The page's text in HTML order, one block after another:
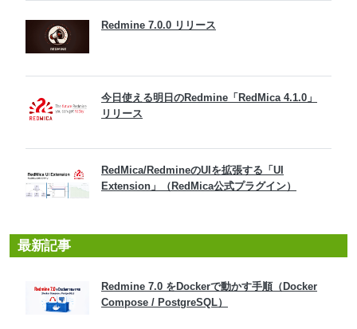
Redmine 7.0.0 リリース
今日使える明日のRedmine「RedMica 4.1.0」
リリース
RedMica/RedmineのUIを拡張する「UI
Extension」（RedMica公式プラグイン）
最新記事
Redmine 7.0 をDockerで動かす手順（Docker
Compose / PostgreSQL）